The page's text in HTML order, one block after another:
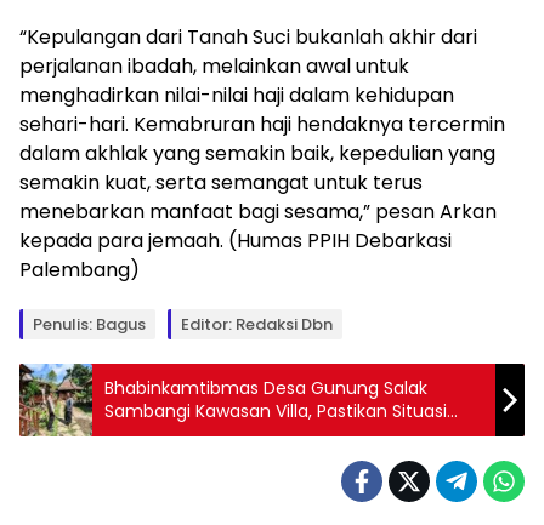
“Kepulangan dari Tanah Suci bukanlah akhir dari
perjalanan ibadah, melainkan awal untuk
menghadirkan nilai-nilai haji dalam kehidupan
sehari-hari. Kemabruran haji hendaknya tercermin
dalam akhlak yang semakin baik, kepedulian yang
semakin kuat, serta semangat untuk terus
menebarkan manfaat bagi sesama,” pesan Arkan
kepada para jemaah. (Humas PPIH Debarkasi
Palembang)
Penulis: Bagus Editor: Redaksi Dbn
Bhabinkamtibmas Desa Gunung Salak
Sambangi Kawasan Villa, Pastikan Situasi
Kamtibmas Tetap Kondusif